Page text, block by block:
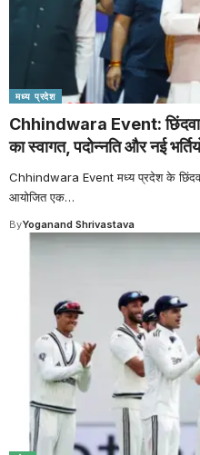
मध्य प्रदेश
Chhindwara Event: छिंदवाड़ा
का स्वागत, पदोन्नति और नई
Chhindwara Event मध्य प्रदेश के
आयोजित एक…
ByYoganand Shrivastava